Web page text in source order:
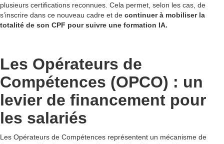
plusieurs certifications reconnues. Cela permet, selon les cas, de
s’inscrire dans ce nouveau cadre et de continuer à mobiliser la
totalité de son CPF pour suivre une formation IA.
Les Opérateurs de
Compétences (OPCO) : un
levier de financement pour
les salariés
Les Opérateurs de Compétences représentent un mécanisme de